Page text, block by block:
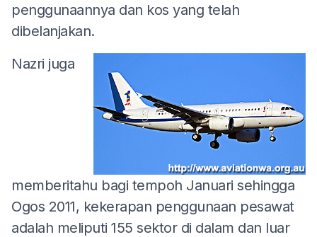
penggunaannya dan kos yang telah
dibelanjakan.
Nazri juga
memberitahu bagi tempoh Januari sehingga
Ogos 2011, kekerapan penggunaan pesawat
adalah meliputi 155 sektor di dalam dan luar